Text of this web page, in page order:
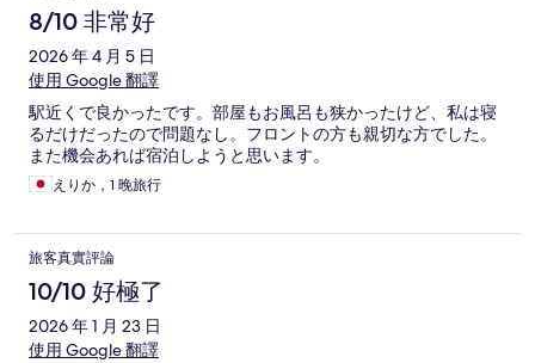
8/10 非常好
2026 年 4 月 5 日
使用 Google 翻譯
駅近くで良かったです。部屋もお風呂も狭かったけど、私は寝
るだけだったので問題なし。フロントの方も親切な方でした。
また機会あれば宿泊しようと思います。
えりか，1 晚旅行
旅客真實評論
10/10 好極了
2026 年 1 月 23 日
使用 Google 翻譯